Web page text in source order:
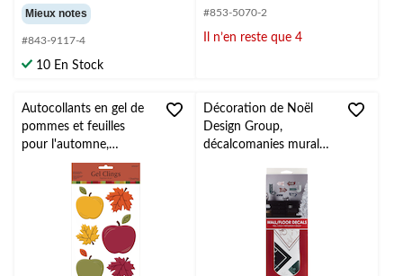
étoile(s)
sur
5.
8
Mieux notes
#843-9117-4
10 En Stock
étoile(s)
5.
#853-5070-2
Il n’en reste que 4
Autocollants en gel de
pommes et feuilles
pour l'automne,
multicolore, paq. 9,
décorations d'intérieur
pour l'automne
Décoration de Noël
Design Group,
décalcomanies murales,
coller réutilisables à
motifs écossais des